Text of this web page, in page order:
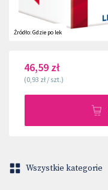
Źródło:Gdzie po lek
46,59 zł
(0,93 zł / szt.)
Wszystkie kategorie